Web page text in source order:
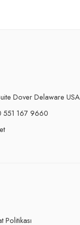
Dover Delaware
551 167 9660
Politikası